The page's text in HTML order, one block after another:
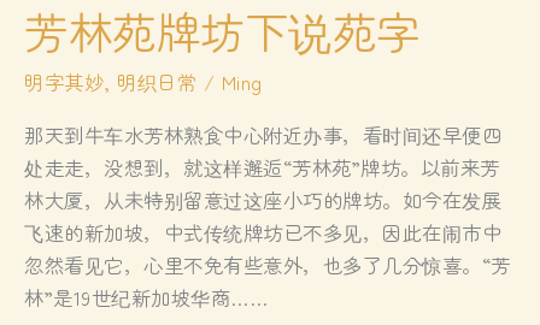
芳林苑牌坊下说苑字
明字其妙, 明织日常 / Ming
那天到牛车水芳林熟食中心附近办事，看时间还早便四
处走走，没想到，就这样邂逅“芳林苑”牌坊。以前来芳
林大厦，从未特别留意过这座小巧的牌坊。如今在发展
飞速的新加坡，中式传统牌坊已不多见，因此在闹市中
忽然看见它，心里不免有些意外，也多了几分惊喜。“芳
林”是19世纪新加坡华商……